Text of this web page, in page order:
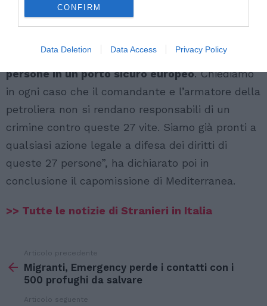
CONFIRM
Data Deletion Data Access Privacy Policy
Chiediamo che l’Mrcc di Roma, nel suo ruolo di
Long Beach di invertire la rotta e di sbarcare le
persone in un porto sicuro europeo. Chiediamo
in ogni caso che il comandante e l’armatore della
petroliera non si rendano responsabili di un
crimine contro queste 27 vite. Siamo già pronti a
qualsiasi azione legale a difesa dei diritti di
queste 27 persone”, ha dichiarato poi in
conclusione il capomissione di Mediterranea.
>> Tutte le notizie di Stranieri in Italia
di
Articolo precedente
Migranti, Emergency perde i contatti con i
500 profughi da salvare
Articolo seguente